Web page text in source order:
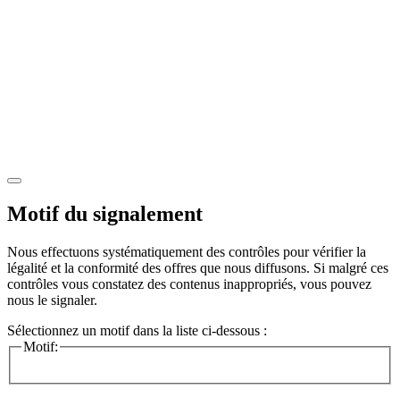
Motif du signalement
Nous effectuons systématiquement des contrôles pour vérifier la
légalité et la conformité des offres que nous diffusons. Si malgré ces
contrôles vous constatez des contenus inappropriés, vous pouvez
nous le signaler.
Sélectionnez un motif dans la liste ci-dessous :
Motif: